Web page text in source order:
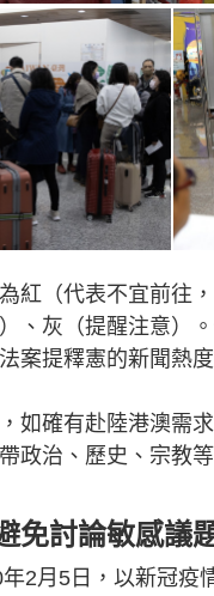
紅（代表不宜前往
、灰（提醒注意）
案提釋憲的新聞熱
如確有赴陸港澳需
政治、歷史、宗教等
免討論敏感議
2月5日，以新冠疫